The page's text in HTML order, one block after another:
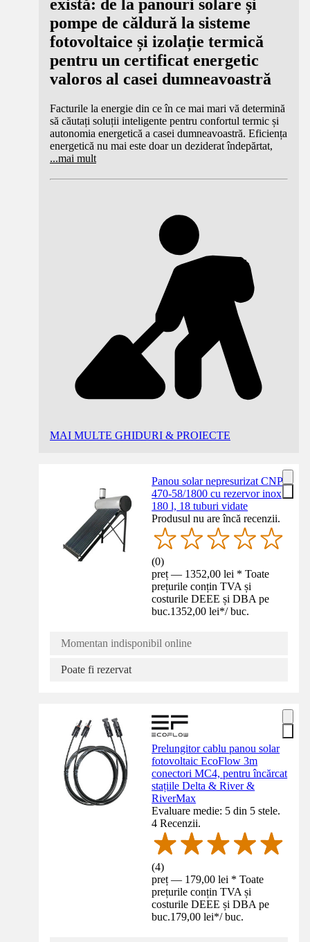
există: de la panouri solare și
pompe de căldură la sisteme
fotovoltaice și izolație termică
pentru un certificat energetic
valoros al casei dumneavoastră
Facturile la energie din ce în ce mai mari vă determină
să căutați soluții inteligente pentru confortul termic și
autonomia energetică a casei dumneavoastră. Eficiența
energetică nu mai este doar un deziderat îndepărtat,
...mai mult
MAI MULTE GHIDURI & PROIECTE
Panou solar nepresurizat CNP-
470-58/1800 cu rezervor inox
180 l, 18 tuburi vidate
Produsul nu are încă recenzii.
(0)
preț — 1352,00 lei * Toate
prețurile conțin TVA și
costurile DEEE și DBA pe
buc.1352,00 lei*/ buc.
Momentan indisponibil online
Poate fi rezervat
Prelungitor cablu panou solar
fotovoltaic EcoFlow 3m
conectori MC4, pentru încărcat
stațiile Delta & River &
RiverMax
Evaluare medie: 5 din 5 stele.
4 Recenzii.
(4)
preț — 179,00 lei * Toate
prețurile conțin TVA și
costurile DEEE și DBA pe
buc.179,00 lei*/ buc.